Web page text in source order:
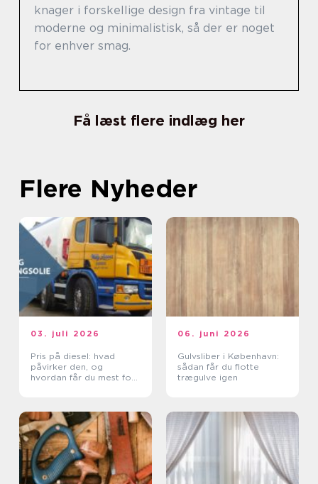
knager i forskellige design fra vintage til
moderne og minimalistisk, så der er noget
for enhver smag.
Få læst flere indlæg her
Flere Nyheder
03. juli 2026
Pris på diesel: hvad
påvirker den, og
hvordan får du mest for
06. juni 2026
Gulvsliber i København:
sådan får du flotte
trægulve igen